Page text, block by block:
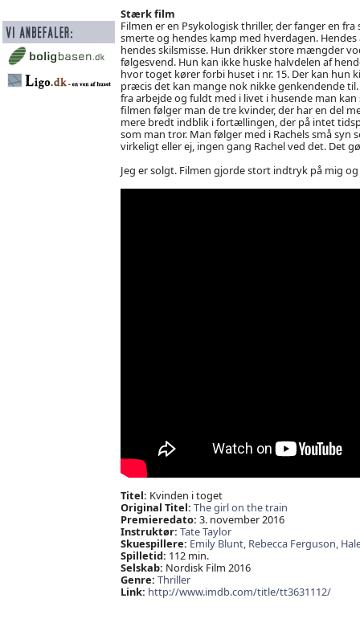
Stærk film
Filmen er en Psykologisk thriller, der fanger en
smerte og hendes kamp med hverdagen.
hendes skilsmisse. Hun drikker store mængder
følgesvend. Hun kan ikke huske halvdelen af
hvor toget kører forbi huset i nr. 15. Der kan hun
præcis det kan mange nok nikke genkendende
fra arbejde og fuldt med i livet i husende man
filmen følger man de tre kvinder, der har en del
mere bredt indblik i fortællingen, der på intet
som man tror. Man følger med i Rachels små
virkeligt eller ej, ingen gang Rachel ved det. Det
Jeg er solgt. Filmen gjorde stort indtryk på mig
Titel: Kvinden i toget
Original Titel: The girl on the train
Premieredato: 3. november 2016
Instruktør: Tate Taylor
Skuespillere: Emily Blunt, Rebecca Ferguson,
Spilletid: 112 min.
Selskab: Nordisk Film 2016
Genre: Thriller
Link: http://www.imdb.com/title/tt3631112/